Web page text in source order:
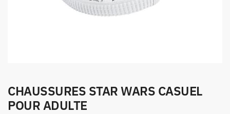
CHAUSSURES STAR WARS CASUEL
POUR ADULTE